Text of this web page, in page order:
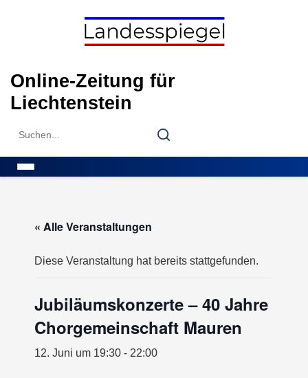
Online-Zeitung für
Liechtenstein
Search
Search
« Alle Veranstaltungen
Diese Veranstaltung hat bereits stattgefunden.
Jubiläumskonzerte – 40 Jahre
Chorgemeinschaft Mauren
12. Juni um 19:30 - 22:00